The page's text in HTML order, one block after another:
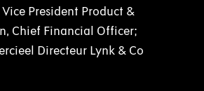
President Product &
Chief Financial Officer;
Directeur Lynk & Co